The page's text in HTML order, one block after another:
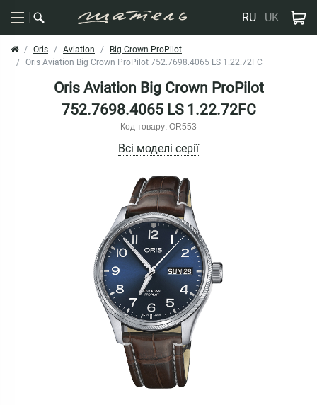
RU UK
Oris Aviation
Big Crown ProPilot
Oris Aviation Big Crown ProPilot 752.7698.4065 LS 1.22.72FC
Oris Aviation Big Crown ProPilot
752.7698.4065 LS 1.22.72FC
Код товару: OR553
Всі моделі серії